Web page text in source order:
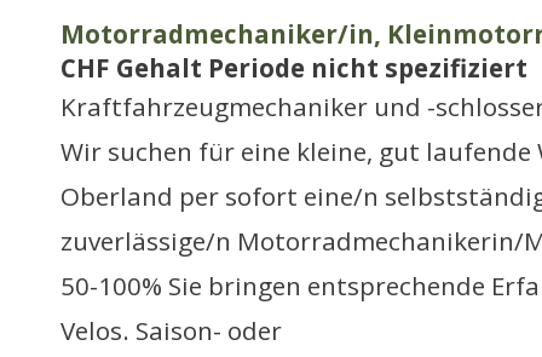
Motorradmechaniker/in,
CHF Gehalt Periode nicht spezifiziert
Kraftfahrzeugmechaniker und -
Wir suchen für eine kleine, gut
Oberland per sofort eine/n
zuverlässige/n Motorradmechanikerin/
50-100% Sie bringen entsprechende
Velos. Saison- oder